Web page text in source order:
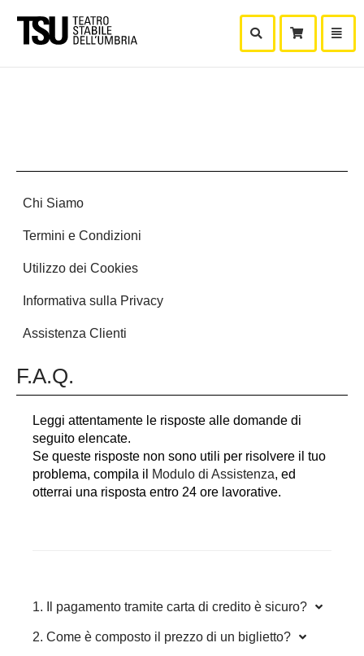
Mostra Ricerca
Chi Siamo
Termini e Condizioni
Utilizzo dei Cookies
Informativa sulla Privacy
Assistenza Clienti
F.A.Q.
Leggi attentamente le risposte alle domande di
seguito elencate.
Se queste risposte non sono utili per risolvere il tuo
problema, compila il
Modulo di Assistenza, ed
otterrai una risposta entro 24 ore lavorative.
1. Il pagamento tramite carta di credito è sicuro?
2. Come è composto il prezzo di un biglietto?